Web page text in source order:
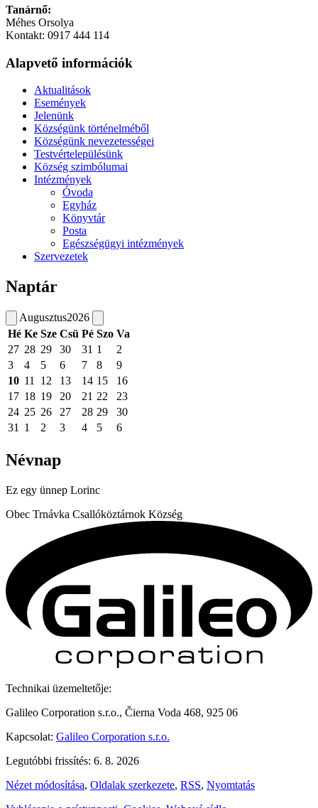
Tanárnő:
Méhes Orsolya
Kontakt: 0917 444 114
Alapvető információk
Aktualitások
Események
Jelenünk
Községünk történelméből
Községünk nevezetességei
Testvértelepülésünk
Község szimbólumai
Intézmények
Óvoda
Egyház
Könyvtár
Posta
Egészségügyi intézmények
Szervezetek
Naptár
Augusztus2026
Hé Ke Sze Csü Pé Szo Va
27 28 29 30 31 1
2
3
4 5 6 7 8
9
10 11 12 13 14 15
16
17 18 19 20 21 22
23
24 25 26 27 28 29
30
31
1 2 3 4 5 6
Névnap
Ez egy ünnep Lorinc
Obec Trnávka Csallóköztárnok Község
Technikai üzemeltetője:
Galileo Corporation s.r.o., Čierna Voda 468, 925 06
Kapcsolat: Galileo Corporation s.r.o.
Legutóbbi frissítés: 6. 8. 2026
Nézet módosítása, Oldalak szerkezete, RSS, Nyomtatás